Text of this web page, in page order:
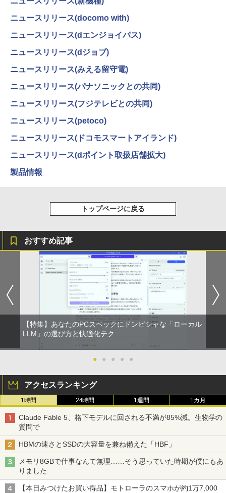
3
【中古】その他メーカー モバイルモニタ
ー 15.6インチ フルHD【291-ud】
￥7,235
【2025新型】モバイルモニター15.6イン
チ モバイルディスプレイ ポータブルモニ
タ ゲームモニタ ー スイッチ用モニター
1920x1080P FHD 持ち運び 高輝度400Ni
ts 非光沢IPSパネル 100%広色域 HDRモ
ード対応 Type-C/mini HDMI端子 PC/Swi
tch/PS4/MAC/スマホなど対応 B0BZW3
元！】モバイルモニター 15.6 インチ FH
光沢 1000:1 高コントラスト 超軽量 600
g スピーカー内蔵 Type-C/HDMI 接続 PS
5/Switch/PC/スマホ対応
￥8,490
3
クスプレミアム） [ 椿いづみ ]
￥1,650
【幼児ドリル部門ランキング第1位】 学
習参考書 問題集 プリント ドリル 手先 て
さき 遊び「はじめての七田式プリント」
￥8,800
]
Anker Soundcore Liberty 5 ミッドナイトブ
【2026年アップグレード版】AOKIMI ワイヤ
レスイヤホン bluetooth イヤホン V12 小型
軽量 ブルートゥースHi-Fi 最大36時間再生 ぶ
るーとゅーす コードレス ENCノイズキャン
付き 防水 タッチ式音量調整 スポーツ/通勤/通
学/WEB会議 6.0(オフホワイト)
￥2,599
￥3,480
On My Road (Stadium ver.)
￥250
On My Road (Stadium ver.)
￥250
BUGS LIFE
by Amazon 炭酸水 ラベルレス 500ml ×24本
強炭酸水 ペットボトル 500ミリリットル (Sm
art Basic)
￥1,625
コカ・コーラ やかんの麦茶 from 爽健美茶 ラ
ONE PIECE モノクロ版 115 (ジャンプコミッ
HUNTER×HUNTER モノクロ版 39 (ジャンプ
コミックスDIGITAL)
￥572
スーパーの裏でヤニ吸うふたり 9巻 (デジタル
版ビッグガンガンコミックス)
ニュースリリース(docomo with)
ニュースリリース(dエンジョイパス)
ニュースリリース(dジョブ)
ニュースリリース(みえる留守電)
ニュースリリース(パナソニックとの共同)
ニュースリリース(フジテレビとの共同)
ニュースリリース(petoco)
ニュースリリース(ドコモスマートアイランド)
ニュースリリース(dポイント取扱店舗拡大)
製品情報
トップページに戻る
おすすめ記事
【特集】あなたのPCスペックにドンピシャな「ローカル
LLM」の選び方と快適化テク
● ● ● ● ●
アクセスランキング
1時間 24時間 1週間 1カ月
Claude Fable 5、格下モデルに回される不満が85%減。生物学の
質問で
HBMの速さとSSDの大容量を兼ね備えた「HBF」
メモリ8GBで仕事なんて無理……そう思っていた時期が僕にもあ
りました
【本日みつけたお買い得品】モトローラのスマホが約1万7,000